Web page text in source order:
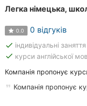
Легка німецька,
0.0 0 відгуків
done індивідуальні заняття
done курси англійської
Компанія пропонує
Компанія пропонує